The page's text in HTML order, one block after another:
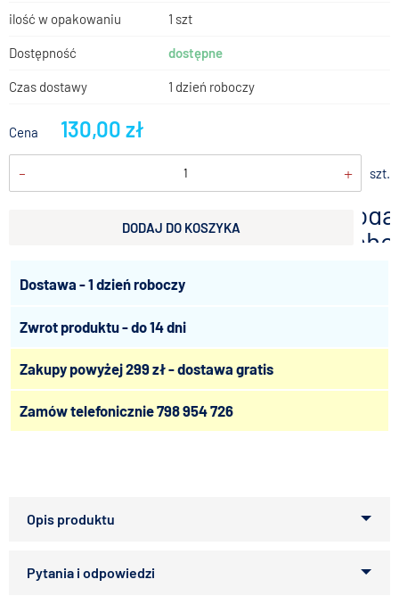
ilość w opakowaniu 1 szt
Dostępność dostępne
Czas dostawy 1 dzień roboczy
Cena 130,00 zł
- + szt.
DODAJ DO KOSZYKA
Dostawa - 1 dzień roboczy
Zwrot produktu - do 14 dni
Zakupy powyżej 299 zł - dostawa gratis
Zamów telefonicznie798 954 726
akwarystyce morskiej i słodkowodnej. Wykonane ze szkła